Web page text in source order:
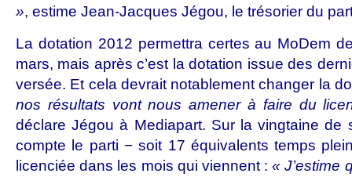
», estime Jean-Jacques Jégou, le trésorier du
La dotation 2012 permettra certes au MoDem
mars, mais après c’est la dotation issue des
versée. Et cela devrait notablement changer la
nos résultats vont nous amener à faire du
déclare Jégou à Mediapart. Sur la vingtaine de
compte le parti − soit 17 équivalents temps
licenciée dans les mois qui viennent :« J’estime